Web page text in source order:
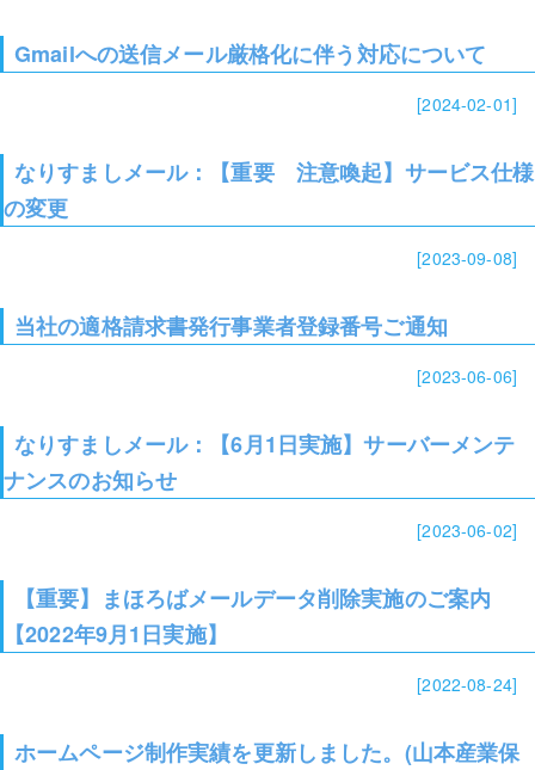
Gmailへの送信メール厳格化に伴う対応について
[2024-02-01]
なりすましメール：【重要 注意喚起】サービス仕様
の変更
[2023-09-08]
当社の適格請求書発行事業者登録番号ご通知
[2023-06-06]
なりすましメール：【6月1日実施】サーバーメンテ
ナンスのお知らせ
[2023-06-02]
【重要】まほろばメールデータ削除実施のご案内
【2022年9月1日実施】
[2022-08-24]
ホームページ制作実績を更新しました。(山本産業保